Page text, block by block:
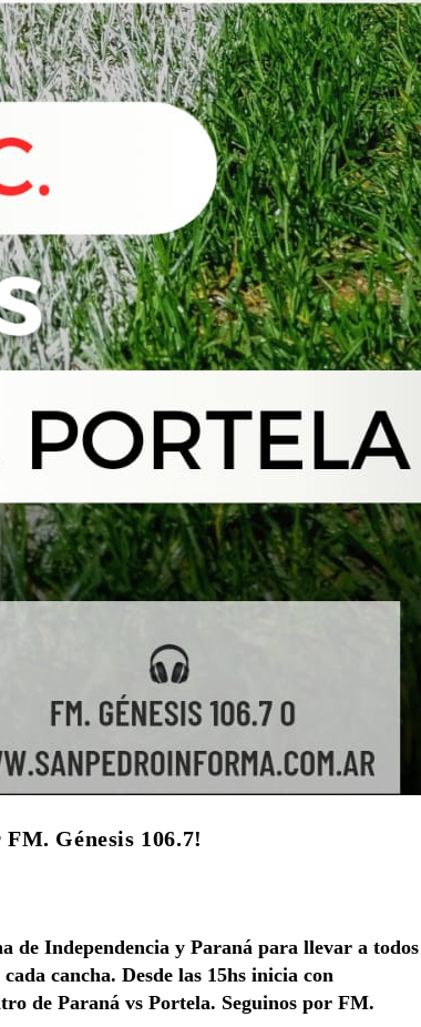
Génesis 106.7!
de Independencia y Paraná para llevar a todos
cancha. Desde las 15hs inicia con
de Paraná vs Portela. Seguinos por FM.